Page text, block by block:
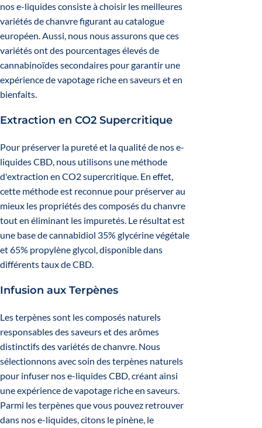
nos e-liquides consiste à choisir les meilleures
variétés de chanvre figurant au catalogue
européen. Aussi, nous nous assurons que ces
variétés ont des pourcentages élevés de
cannabinoïdes secondaires pour garantir une
expérience de vapotage riche en saveurs et en
bienfaits.
Extraction en CO2 Supercritique
Pour préserver la pureté et la qualité de nos e-
liquides CBD, nous utilisons une méthode
d'extraction en CO2 supercritique. En effet,
cette méthode est reconnue pour préserver au
mieux les propriétés des composés du chanvre
tout en éliminant les impuretés. Le résultat est
une base de cannabidiol 35% glycérine végétale
et 65% propylène glycol, disponible dans
différents taux de CBD.
Infusion aux Terpènes
Les terpènes sont les composés naturels
responsables des saveurs et des arômes
distinctifs des variétés de chanvre. Nous
sélectionnons avec soin des terpènes naturels
pour infuser nos e-liquides CBD, créant ainsi
une expérience de vapotage riche en saveurs.
Parmi les terpènes que vous pouvez retrouver
dans nos e-liquides, citons le pinène, le